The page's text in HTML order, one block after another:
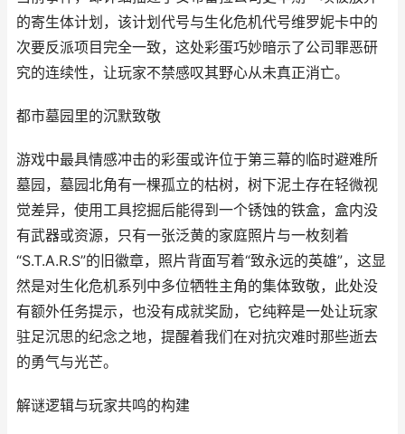
的寄生体计划，该计划代号与生化危机代号维罗妮卡中的
次要反派项目完全一致，这处彩蛋巧妙暗示了公司罪恶研
究的连续性，让玩家不禁感叹其野心从未真正消亡。
都市墓园里的沉默致敬
游戏中最具情感冲击的彩蛋或许位于第三幕的临时避难所
墓园，墓园北角有一棵孤立的枯树，树下泥土存在轻微视
觉差异，使用工具挖掘后能得到一个锈蚀的铁盒，盒内没
有武器或资源，只有一张泛黄的家庭照片与一枚刻着
“S.T.A.R.S”的旧徽章，照片背面写着“致永远的英雄”，这显
然是对生化危机系列中多位牺牲主角的集体致敬，此处没
有额外任务提示，也没有成就奖励，它纯粹是一处让玩家
驻足沉思的纪念之地，提醒着我们在对抗灾难时那些逝去
的勇气与光芒。
解谜逻辑与玩家共鸣的构建